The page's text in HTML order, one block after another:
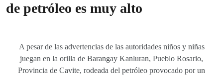
de petróleo es muy alto
A pesar de las advertencias de las autoridades niños y niñas
juegan en la orilla de Barangay Kanluran, Pueblo Rosario,
Provincia de Cavite, rodeada del petróleo provocado por un